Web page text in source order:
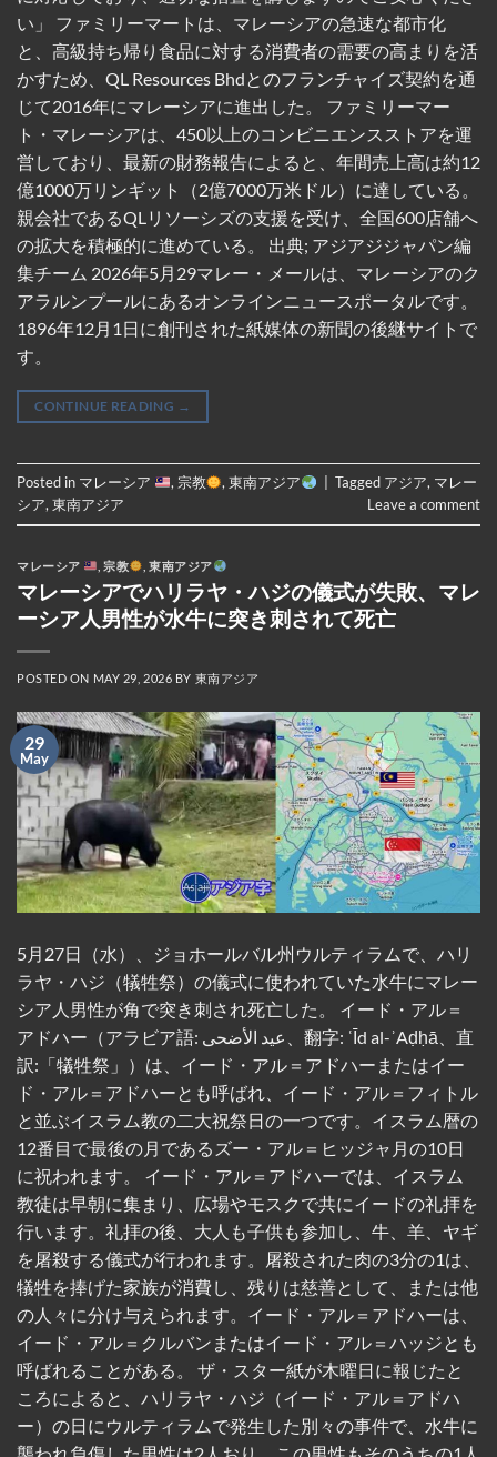
い」 ファミリーマートは、マレーシアの急速な都市化
と、高級持ち帰り食品に対する消費者の需要の高まりを活
かすため、QL Resources Bhdとのフランチャイズ契約を通
じて2016年にマレーシアに進出した。 ファミリーマー
ト・マレーシアは、450以上のコンビニエンスストアを運
営しており、最新の財務報告によると、年間売上高は約12
億1000万リンギット（2億7000万米ドル）に達している。
親会社であるQLリソーシズの支援を受け、全国600店舗へ
の拡大を積極的に進めている。 出典; アジアジジャパン編
集チーム 2026年5月29マレー・メールは、マレーシアのク
アラルンプールにあるオンラインニュースポータルです。
1896年12月1日に創刊された紙媒体の新聞の後継サイトで
す。
CONTINUE READING →
Posted in マレーシア , 宗教 ,東南アジア Tagged アジア, マレー
シア, 東南アジア Leave a comment
マレーシア ,宗教 ,東南アジア
マレーシアでハリラヤ・ハジの儀式が失敗、マレ
ーシア人男性が水牛に突き刺されて死亡
POSTED ON MAY 29, 2026 BY 東南アジア
29
May
5月27日（水）、ジョホールバル州ウルティラムで、ハリ
ラヤ・ハジ（犠牲祭）の儀式に使われていた水牛にマレー
シア人男性が角で突き刺され死亡した。 イード・アル＝
アドハー（アラビア語: عيد الأضحى‎、翻字: ʿĪd al-ʾAḍḥā、直
訳:「犠牲祭」）は、イード・アル＝アドハーまたはイー
ド・アル＝アドハーとも呼ばれ、イード・アル＝フィトル
と並ぶイスラム教の二大祝祭日の一つです。イスラム暦の
12番目で最後の月であるズー・アル＝ヒッジャ月の10日
に祝われます。 イード・アル＝アドハーでは、イスラム
教徒は早朝に集まり、広場やモスクで共にイードの礼拝を
行います。礼拝の後、大人も子供も参加し、牛、羊、ヤギ
を屠殺する儀式が行われます。屠殺された肉の3分の1は、
犠牲を捧げた家族が消費し、残りは慈善として、または他
の人々に分け与えられます。イード・アル＝アドハーは、
イード・アル＝クルバンまたはイード・アル＝ハッジとも
呼ばれることがある。 ザ・スター紙が木曜日に報じたと
ころによると、ハリラヤ・ハジ（イード・アル＝アドハ
ー）の日にウルティラムで発生した別々の事件で、水牛に